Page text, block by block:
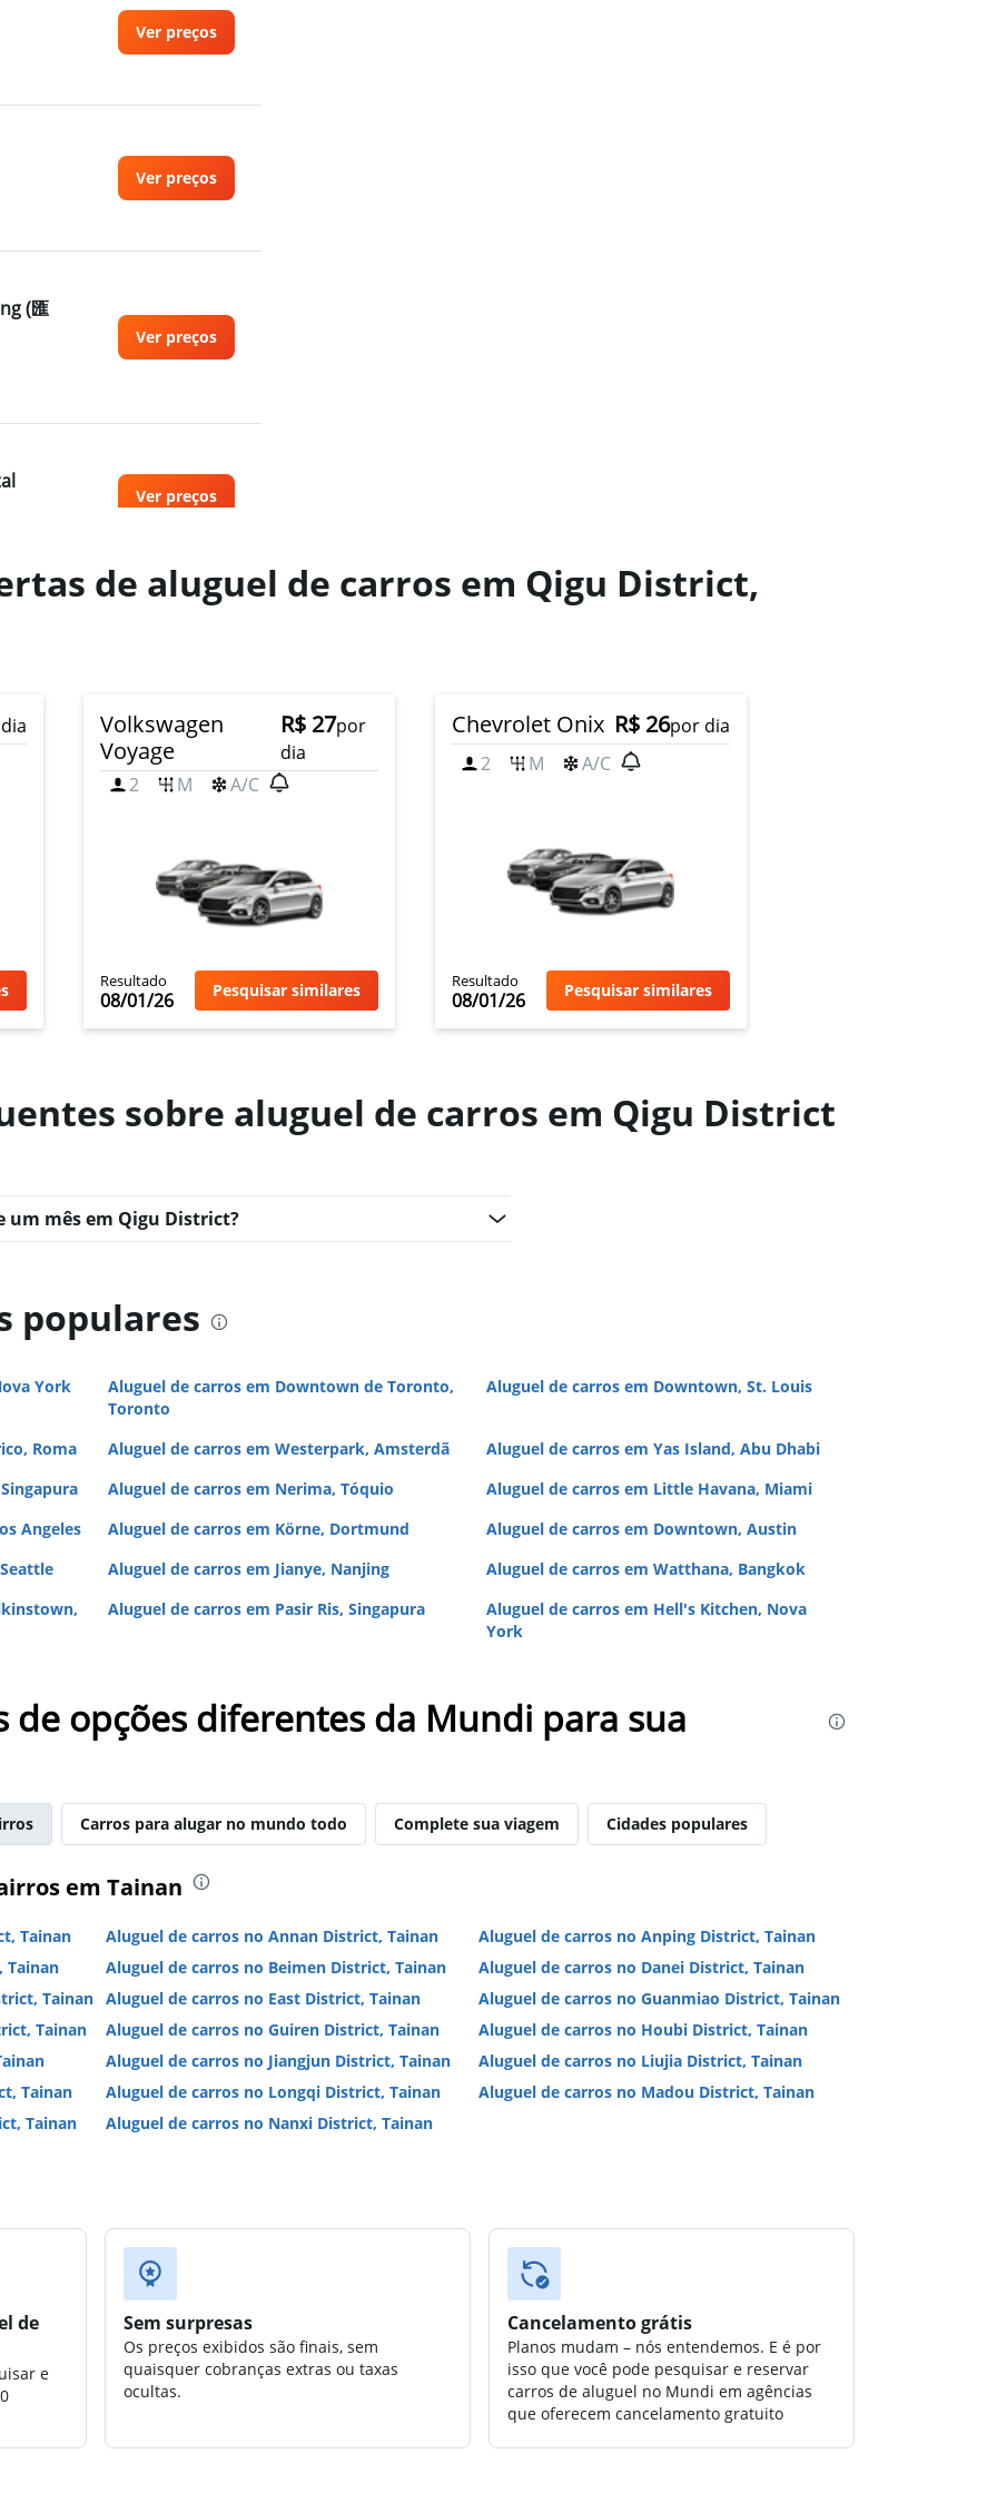
Ver preços
Ver preços
(匯
Ver preços
Ver preços
Ver preços
de aluguel de carros em Qigu District,
Volkswagen
Voyage
R$ 27por
dia
2
M A/C
Resultado
08/01/26 Pesquisar similares
Chevrolet Onix R$ 26por dia
2
M A/C
Resultado
08/01/26 Pesquisar similares
sobre aluguel de carros em Qigu District
um mês em Qigu District?
populares
York
Aluguel de carros em Downtown de Toronto,
Toronto
Aluguel de carros em Downtown, St. Louis
Roma Aluguel de carros em Westerpark, Amsterdã
Aluguel de carros em Yas Island, Abu Dhabi
Aluguel de carros em Nerima, Tóquio
Aluguel de carros em Little Havana, Miami
Angeles
Aluguel de carros em Körne, Dortmund
Aluguel de carros em Downtown, Austin
Aluguel de carros em Jianye, Nanjing
Aluguel de carros em Watthana, Bangkok
Aluguel de carros em Pasir Ris, Singapura
Aluguel de carros em Hell's Kitchen, Nova
York
de opções diferentes da Mundi para sua
Carros para alugar no mundo todo Complete sua viagem Cidades populares
em Tainan
Tainan Aluguel de carros no Annan District, Tainan
Aluguel de carros no Anping District, Tainan
Tainan
Aluguel de carros no Beimen District, Tainan
Aluguel de carros no Danei District, Tainan
Tainan
Aluguel de carros no East District, Tainan
Aluguel de carros no Guanmiao District, Tainan
Tainan
Aluguel de carros no Guiren District, Tainan
Aluguel de carros no Houbi District, Tainan
Aluguel de carros no Jiangjun District, Tainan
Aluguel de carros no Liujia District, Tainan
Tainan
Aluguel de carros no Longqi District, Tainan
Aluguel de carros no Madou District, Tainan
Tainan
Aluguel de carros no Nanxi District, Tainan
de
e
Sem surpresas
Os preços exibidos são finais, sem
quaisquer cobranças extras ou taxas
ocultas.
Cancelamento grátis
Planos mudam – nós entendemos. E é por
isso que você pode pesquisar e reservar
carros de aluguel no Mundi em agências
que oferecem cancelamento gratuito